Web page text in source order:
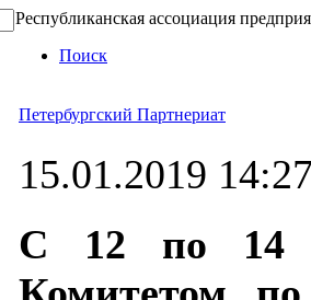
Республиканская ассоциация
Поиск
Петербургский Партнериат
15.01.2019
С 12 по 14